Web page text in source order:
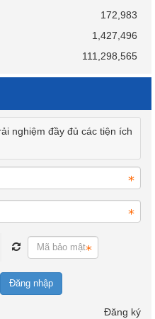
172,983
1,427,496
111,298,565
nghiệm đầy đủ các tiện ích
Đăng nhập
Đăng ký